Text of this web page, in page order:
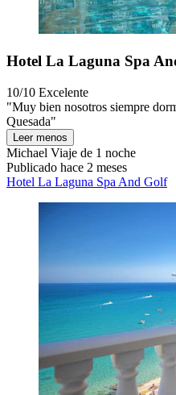
Hotel La Laguna Spa
10/10 Excelente
"Muy bien nosotros siempre
Quesada"
Leer menos
Michael Viaje de 1 noche
Publicado hace 2 meses
Hotel La Laguna Spa And Golf